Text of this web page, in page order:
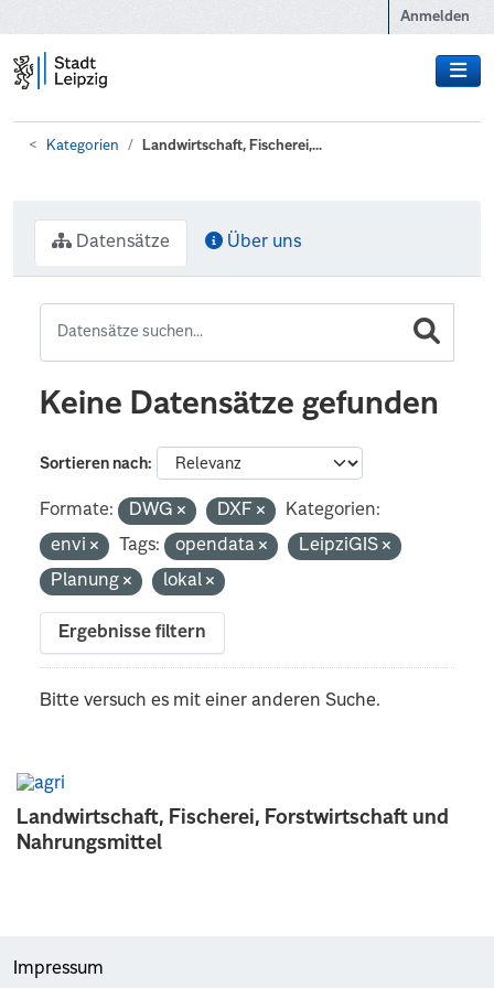
Anmelden
Kategorien Landwirtschaft, Fischerei,...
Landwirtschaft, Fischerei, Forstwirtschaft und
Nahrungsmittel
Datensätze Über uns
Keine Datensätze gefunden
Sortieren nach
Formate: DWG DXF
Kategorien:
envi
Tags: opendata
LeipziGIS
Planung
lokal
Ergebnisse filtern
Bitte versuch es mit einer anderen Suche.
Impressum